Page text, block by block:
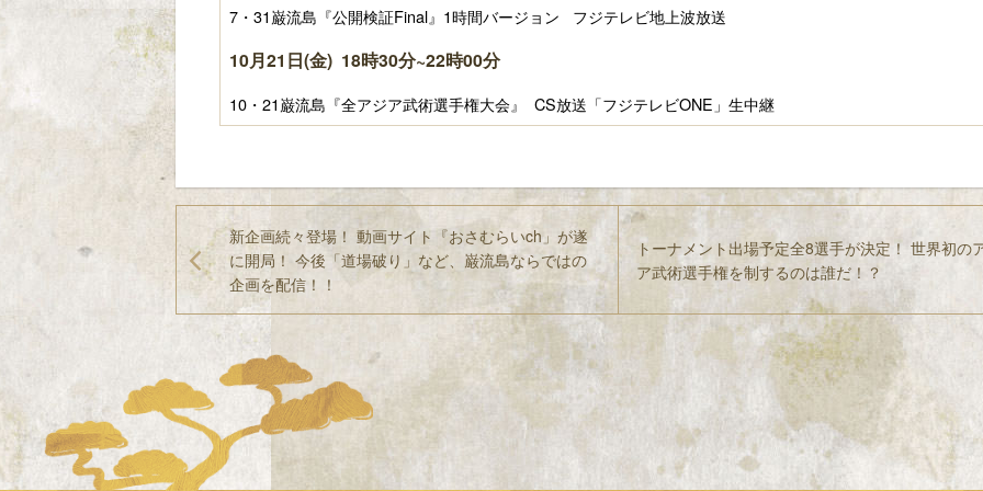
7・31巌流島『公開検証Final』1時間バージョン フジテレビ地上波放送
10月21日(金) 18時30分~22時00分
10・21巌流島『全アジア武術選手権大会』 CS放送「フジテレビONE」生中継
新企画続々登場！ 動画サイト『おさむらいch」が遂
に開局！ 今後「道場破り」など、巌流島ならではの
企画を配信！！
トーナメント出場予定全8選手が決定！ 世界初の
ア武術選手権を制するのは誰だ！？